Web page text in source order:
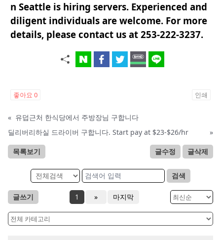
n Seattle is hiring servers. Experienced and
diligent individuals are welcome. For more
details, please contact us at 253-222-3237.
좋아요 0 인쇄
« 유덥근처 한식당에서 주방장님 구합니다
딜리버리하실 드라이버 구합니다. Start pay at $23-$26/hr
»
목록보기 글수정 글삭제
검색
글쓰기 1 » 마지막